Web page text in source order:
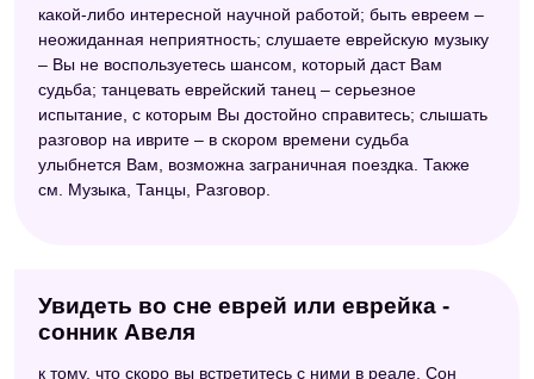
какой-либо интересной научной работой; быть евреем –
неожиданная неприятность; слушаете еврейскую музыку
– Вы не воспользуетесь шансом, который даст Вам
судьба; танцевать еврейский танец – серьезное
испытание, с которым Вы достойно справитесь; слышать
разговор на иврите – в скором времени судьба
улыбнется Вам, возможна заграничная поездка. Также
см. Музыка, Танцы, Разговор.
Увидеть во сне еврей или еврейка -
сонник Авеля
к тому, что скоро вы встретитесь с ними в реале. Сон